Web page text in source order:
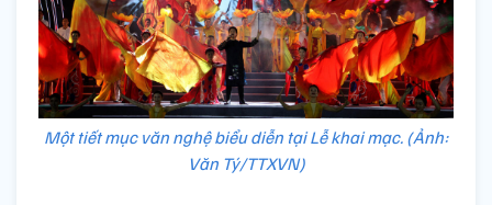
Một tiết mục văn nghệ biểu diễn tại Lễ khai mạc. (Ảnh:
Văn Tý/TTXVN)